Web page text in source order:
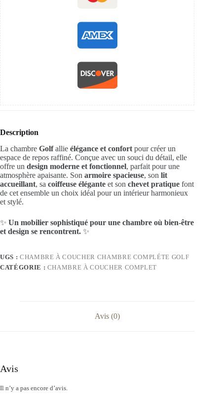
Description
La chambre Golfallie élégance et confort pour créer un
espace de repos raffiné. Conçue avec un souci du détail, elle
offre un design moderne et fonctionnel, parfait pour une
atmosphère apaisante. Son armoire spacieuse, son lit
accueillant, sa coiffeuse élégante et son chevet pratique font
de cet ensemble un choix idéal pour un intérieur harmonieux
et stylé.
✨ Un mobilier sophistiqué pour une chambre où bien-être
et design se rencontrent. ✨
UGS : CHAMBRE À COUCHER CHAMBRE COMPLÉTE GOLF
CATÉGORIE : CHAMBRE À COUCHER COMPLET
Avis (0)
Avis
Il n’y a pas encore d’avis.